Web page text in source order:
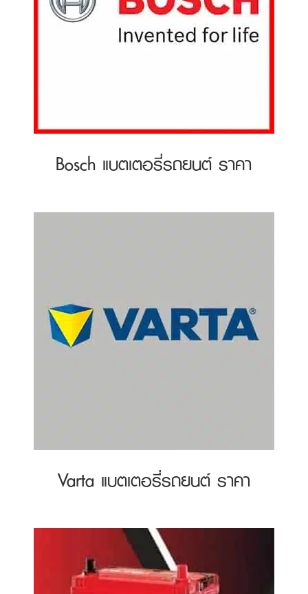
Bosch แบตเตอรี่รถยนต์ ราคา
Varta แบตเตอรี่รถยนต์ ราคา